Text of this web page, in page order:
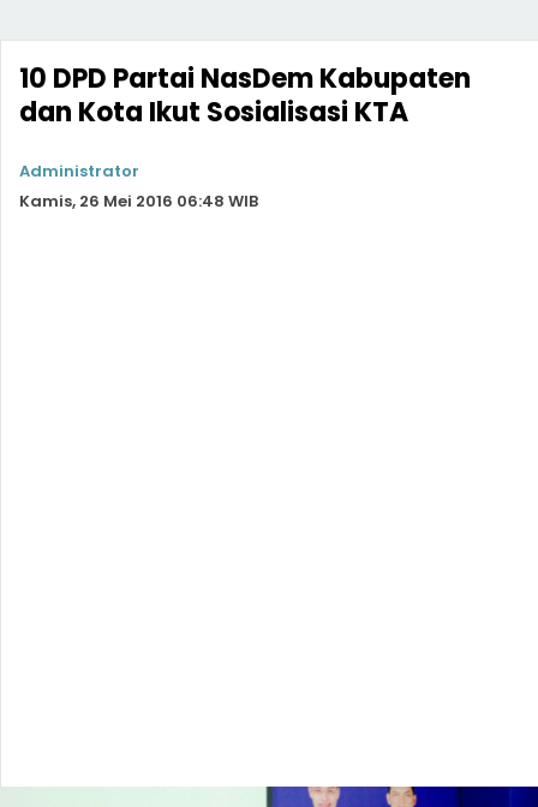
10 DPD Partai NasDem Kabupaten
dan Kota Ikut Sosialisasi KTA
Administrator
Kamis, 26 Mei 2016 06:48 WIB